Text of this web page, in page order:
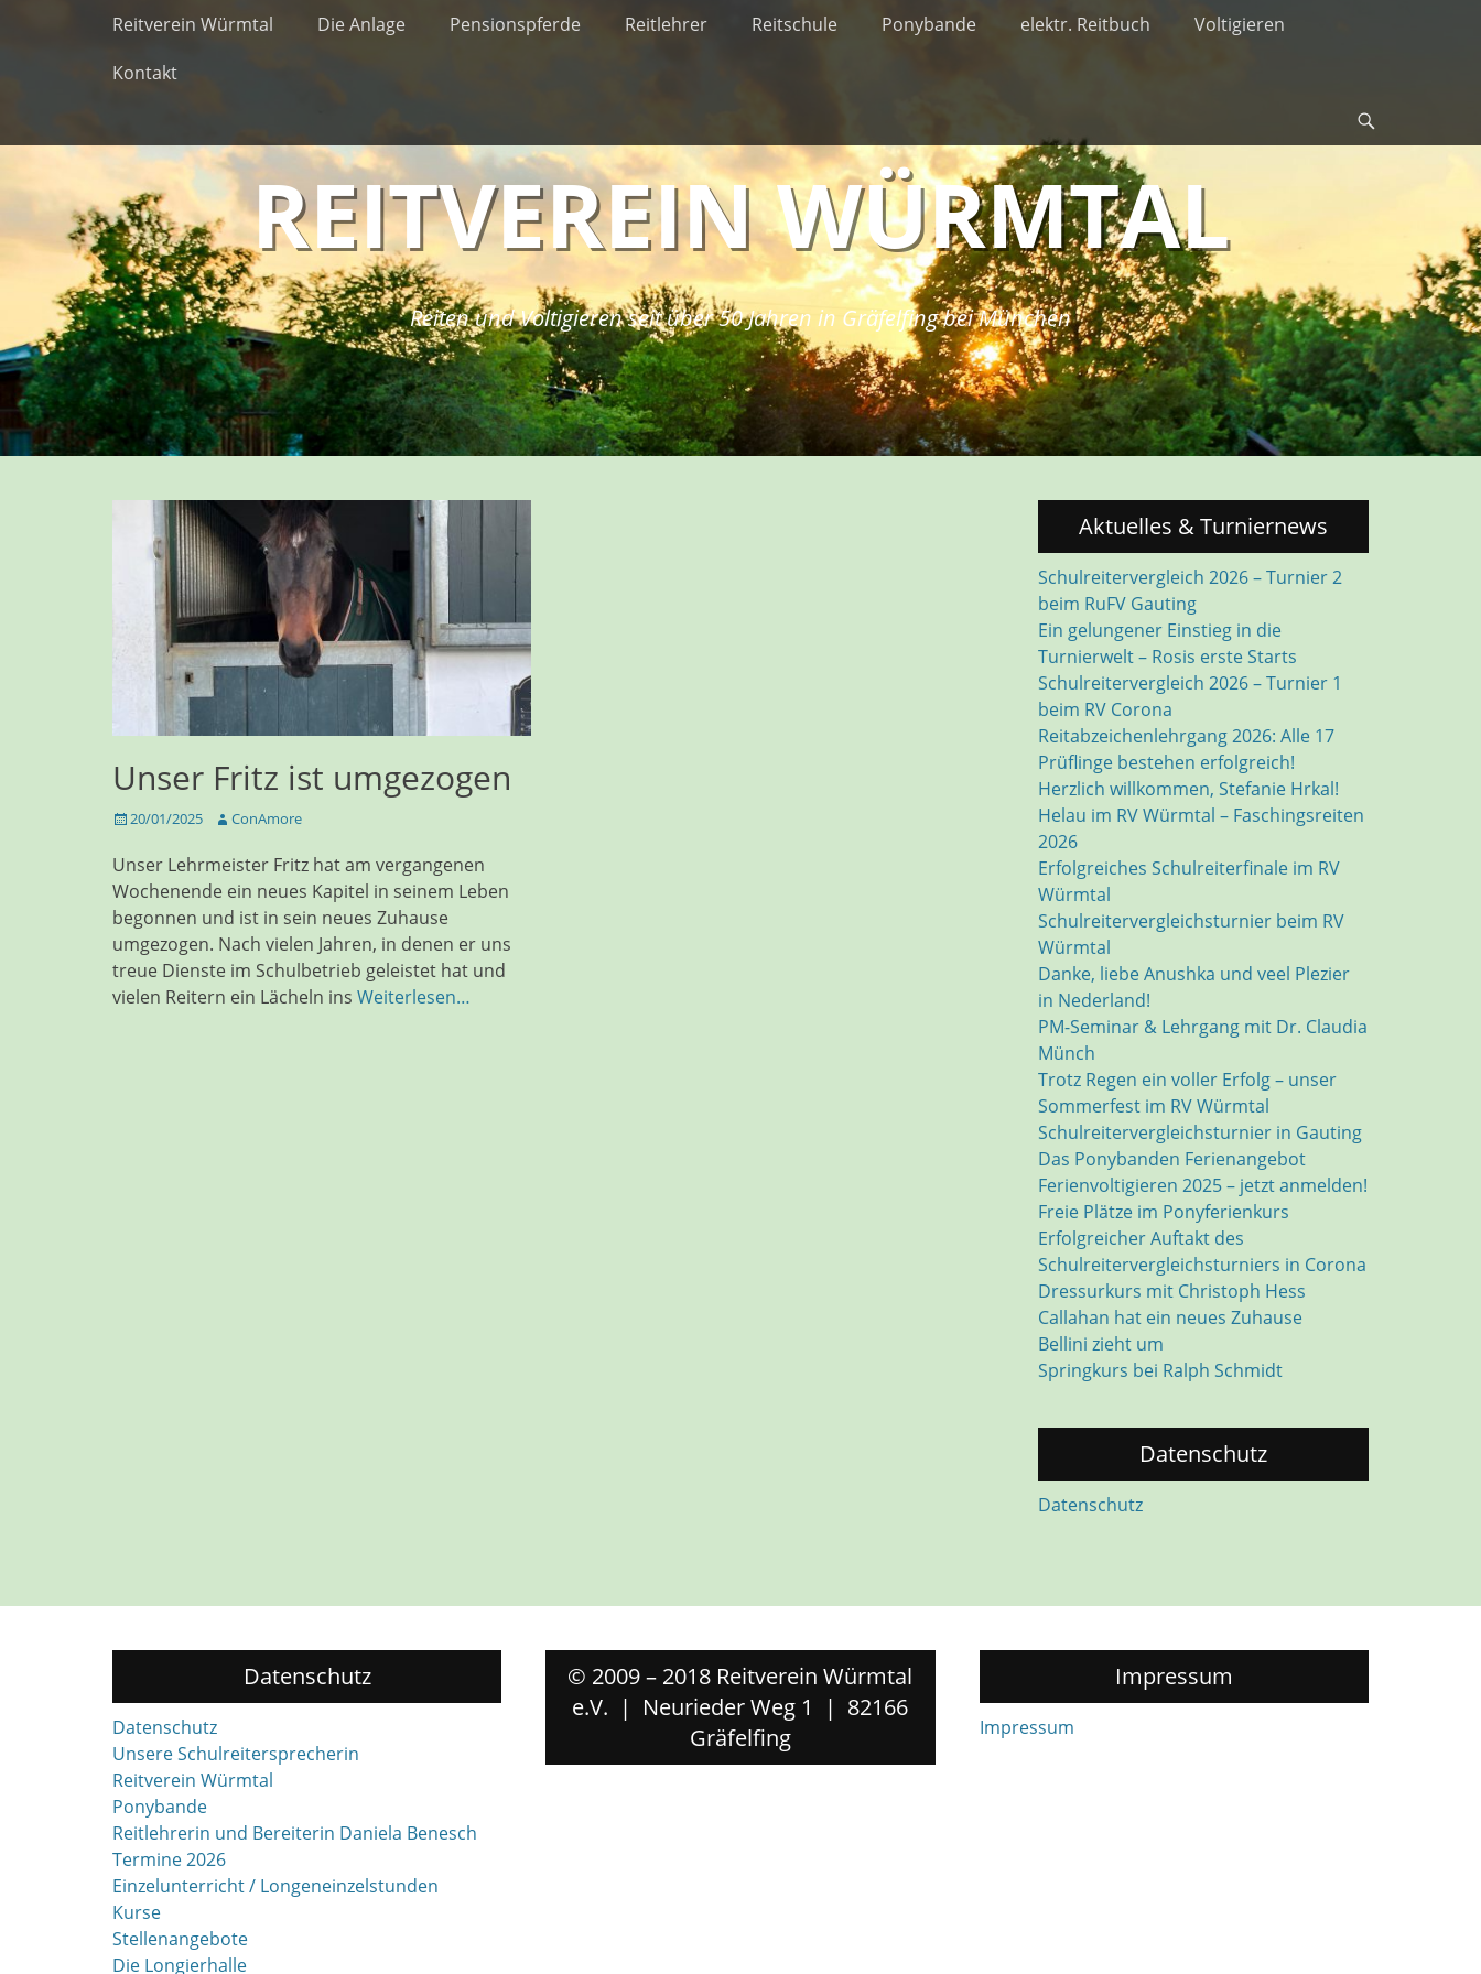
Zum
Erstes Menü
Reitverein Würmtal Die Anlage Pensionspferde Reitlehrer Reitschule Ponybande elektr. Reitbuch
Voltigieren
Kontakt
REITVEREIN WÜRMTAL
Reiten und Voltigieren seit über 50 Jahren in Gräfelfing bei München
Unser Fritz ist umgezogen
Veröffentlicht
20/01/2025 Autor
ConAmore
Unser Lehrmeister Fritz hat am vergangenen
Wochenende ein neues Kapitel in seinem Leben
begonnen und ist in sein neues Zuhause
umgezogen. Nach vielen Jahren, in denen er uns
treue Dienste im Schulbetrieb geleistet hat und
vielen Reitern ein Lächeln ins Weiterlesen…
Aktuelles & Turniernews
Schulreitervergleich 2026 – Turnier 2
beim RuFV Gauting
Ein gelungener Einstieg in die
Turnierwelt – Rosis erste Starts
Schulreitervergleich 2026 – Turnier 1
beim RV Corona
Reitabzeichenlehrgang 2026: Alle 17
Prüflinge bestehen erfolgreich!
Herzlich willkommen, Stefanie Hrkal!
Helau im RV Würmtal – Faschingsreiten
2026
Erfolgreiches Schulreiterfinale im RV
Würmtal
Schulreitervergleichsturnier beim RV
Würmtal
Danke, liebe Anushka und veel Plezier
in Nederland!
PM-Seminar & Lehrgang mit Dr. Claudia
Münch
Trotz Regen ein voller Erfolg – unser
Sommerfest im RV Würmtal
Schulreitervergleichsturnier in Gauting
Das Ponybanden Ferienangebot
Ferienvoltigieren 2025 – jetzt anmelden!
Freie Plätze im Ponyferienkurs
Erfolgreicher Auftakt des
Schulreitervergleichsturniers in Corona
Dressurkurs mit Christoph Hess
Callahan hat ein neues Zuhause
Bellini zieht um
Springkurs bei Ralph Schmidt
Datenschutz
Datenschutz
Datenschutz
Datenschutz
Unsere Schulreitersprecherin
Reitverein Würmtal
Ponybande
Reitlehrerin und Bereiterin Daniela Benesch
Termine 2026
Einzelunterricht / Longeneinzelstunden
Kurse
Stellenangebote
Die Longierhalle
© 2009 – 2018 Reitverein Würmtal
e.V. | Neurieder Weg 1 | 82166
Gräfelfing
Impressum
Impressum